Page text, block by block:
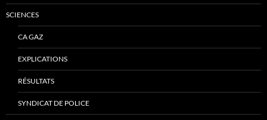
SCIENCES
CA GAZ
EXPLICATIONS
RÉSULTATS
SYNDICAT DE POLICE